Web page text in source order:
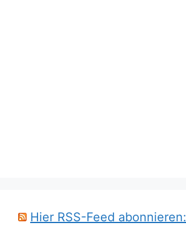
Hier RSS-Feed abonnieren: